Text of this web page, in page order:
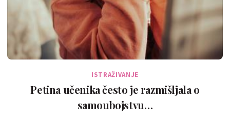
ISTRAŽIVANJE
Petina učenika često je razmišljala o
samoubojstvu…